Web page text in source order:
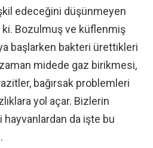
edeceğini düşünmeyen
ki. Bozulmuş ve küflenmiş
başlarken bakteri ürettikleri
midede gaz birikmesi,
bağırsak problemleri
yol açar. Bizlerin
da işte bu